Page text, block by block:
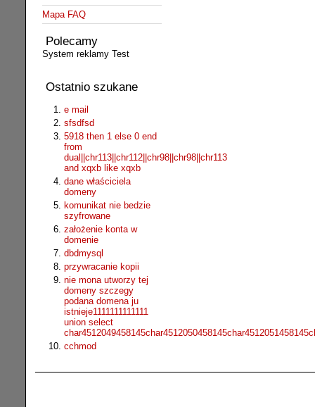
Mapa FAQ
Polecamy
System reklamy Test
Ostatnio szukane
e mail
sfsdfsd
5918 then 1 else 0 end
from
dual||chr113||chr112||chr98||chr98||chr113
and xqxb like xqxb
dane właściciela
domeny
komunikat nie bedzie
szyfrowane
założenie konta w
domenie
dbdmysql
przywracanie kopii
nie mona utworzy tej
domeny szczegy
podana domena ju
istnieje1111111111111
union select
cchmod